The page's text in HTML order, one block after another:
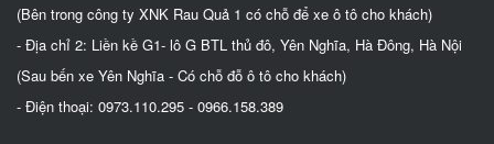
(Bên trong công ty XNK Rau Quả 1 có chỗ để xe ô tô cho khách)
- Địa chỉ 2: Liền kề G1- lô G BTL thủ đô, Yên Nghĩa, Hà Đông, Hà Nội
(Sau bến xe Yên Nghĩa - Có chỗ đỗ ô tô cho khách)
- Điện thoại: 0973.110.295 - 0966.158.389